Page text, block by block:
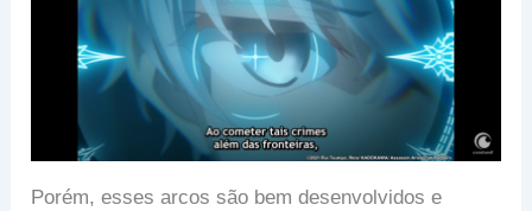
Porém, esses arcos são bem desenvolvidos e